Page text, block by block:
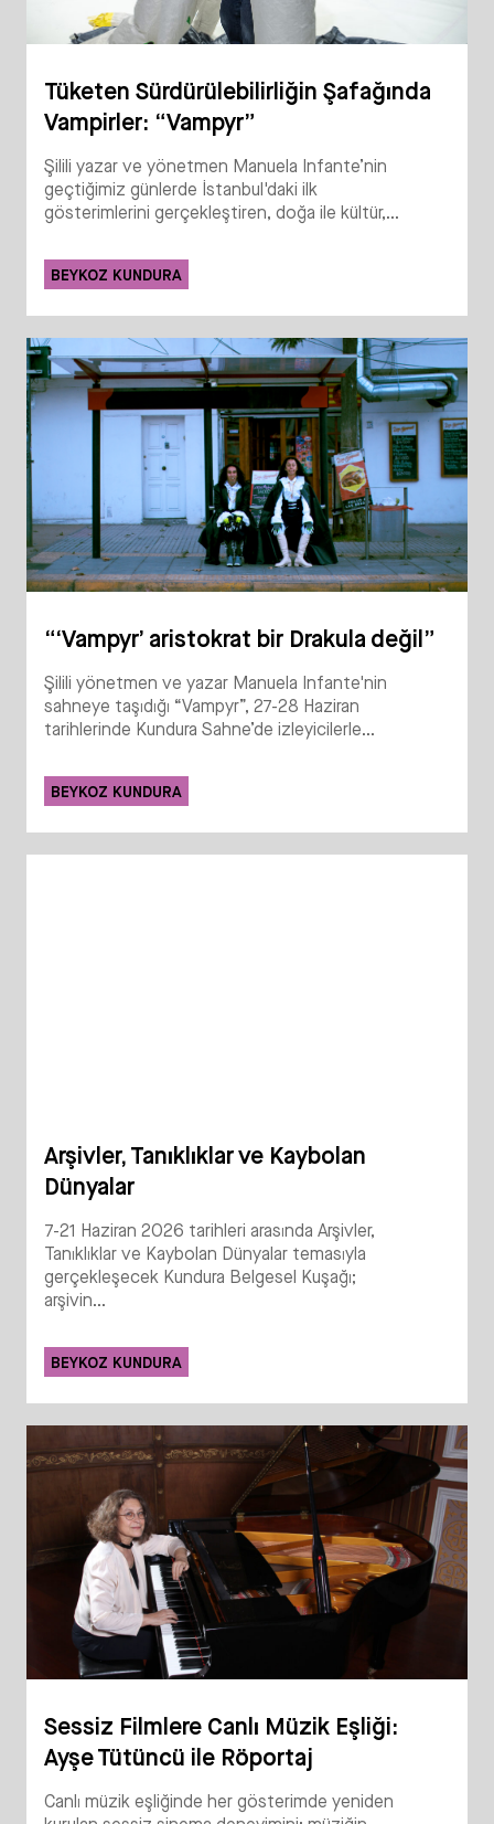
Tüketen Sürdürülebilirliğin Şafağında
Vampirler: “Vampyr”
Şilili yazar ve yönetmen Manuela Infante’nin
geçtiğimiz günlerde İstanbul'daki ilk
gösterimlerini gerçekleştiren, doğa ile kültür,...
BEYKOZ KUNDURA
“‘Vampyr’ aristokrat bir Drakula değil”
Şilili yönetmen ve yazar Manuela Infante'nin
sahneye taşıdığı “Vampyr”, 27-28 Haziran
tarihlerinde Kundura Sahne’de izleyicilerle...
BEYKOZ KUNDURA
Arşivler, Tanıklıklar ve Kaybolan
Dünyalar
7-21 Haziran 2026 tarihleri arasında Arşivler,
Tanıklıklar ve Kaybolan Dünyalar temasıyla
gerçekleşecek Kundura Belgesel Kuşağı;
arşivin...
BEYKOZ KUNDURA
Sessiz Filmlere Canlı Müzik Eşliği:
Ayşe Tütüncü ile Röportaj
Canlı müzik eşliğinde her gösterimde yeniden